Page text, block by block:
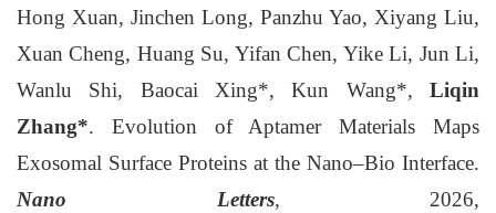
Hong Xuan, Jinchen Long, Panzhu Yao, Xiyang Liu,
Xuan Cheng, Huang Su, Yifan Chen, Yike Li, Jun Li,
Wanlu Shi, Baocai Xing*, Kun Wang*, Liqin
Zhang*. Evolution of Aptamer Materials Maps
Exosomal Surface Proteins at the Nano–Bio Interface.
Nano Letters, 2026,